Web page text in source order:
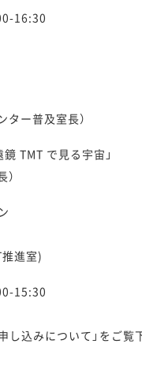
16:30
ター普及室長）
TMT で見る宇宙」
進室)
15:30
し込みについて」をご覧